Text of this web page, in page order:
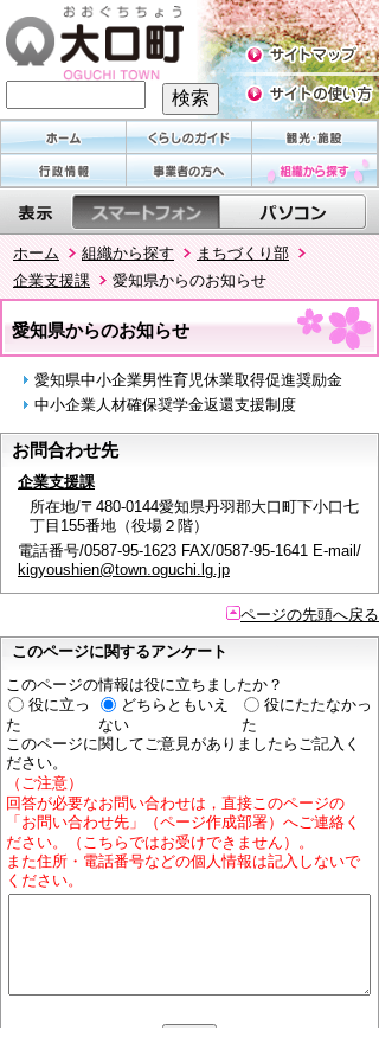
ホーム 組織から探す
まちづくり部
企業支援課
愛知県からのお知らせ
愛知県からのお知らせ
愛知県中小企業男性育児休業取得促進奨励金
中小企業人材確保奨学金返還支援制度
お問合わせ先
企業支援課
所在地/〒480-0144愛知県丹羽郡大口町下小口七
丁目155番地（役場２階）
電話番号/0587-95-1623 FAX/0587-95-1641 E-mail/
kigyoushien@town.oguchi.lg.jp
ページの先頭へ戻る
このページに関するアンケート
このページの情報は役に立ちましたか？
役に立っ
た
どちらともいえ
ない
役にたたなかっ
た
このページに関してご意見がありましたらご記入く
ださい。
（ご注意）
回答が必要なお問い合わせは，直接このページの
「お問い合わせ先」（ページ作成部署）へご連絡く
ださい。（こちらではお受けできません）。
また住所・電話番号などの個人情報は記入しないで
ください。